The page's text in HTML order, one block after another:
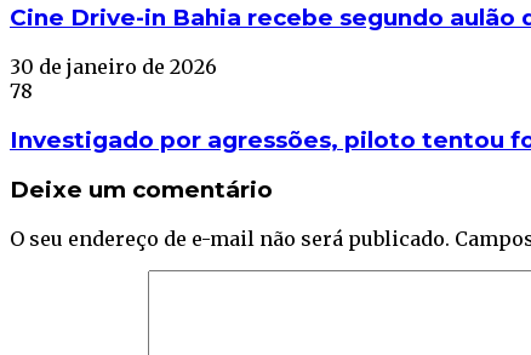
Cine Drive-in Bahia recebe segundo aulão
30 de janeiro de 2026
78
Investigado por agressões, piloto tentou
Deixe um comentário
O seu endereço de e-mail não será publicado.